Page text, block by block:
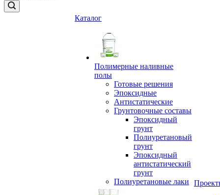
Каталог
Полимерные наливные
полы
Готовые решения
Эпоксидные
Антистатические
Грунтовочные составы
Эпоксидный
грунт
Полиуретановый
грунт
Эпоксидный
антистатический
грунт
Полиуретановые лаки